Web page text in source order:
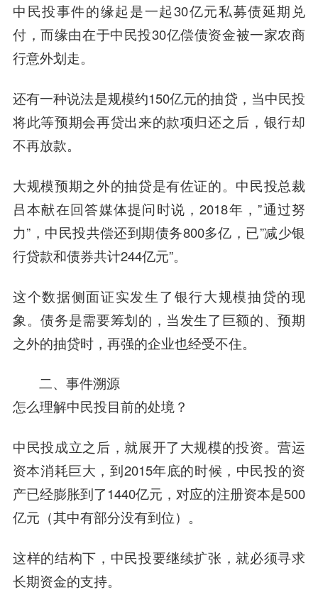
中民投事件的缘起是一起30亿元私募债延期兑
付，而缘由在于中民投30亿偿债资金被一家农商
行意外划走。
还有一种说法是规模约150亿元的抽贷，当中民投
将此等预期会再贷出来的款项归还之后，银行却
不再放款。
大规模预期之外的抽贷是有佐证的。中民投总裁
吕本献在回答媒体提问时说，2018年，”通过努
力”，中民投共偿还到期债务800多亿，已”减少银
行贷款和债券共计244亿元”。
这个数据侧面证实发生了银行大规模抽贷的现
象。债务是需要筹划的，当发生了巨额的、预期
之外的抽贷时，再强的企业也经受不住。
二、事件溯源
怎么理解中民投目前的处境？
中民投成立之后，就展开了大规模的投资。营运
资本消耗巨大，到2015年底的时候，中民投的资
产已经膨胀到了1440亿元，对应的注册资本是500
亿元（其中有部分没有到位）。
这样的结构下，中民投要继续扩张，就必须寻求
长期资金的支持。